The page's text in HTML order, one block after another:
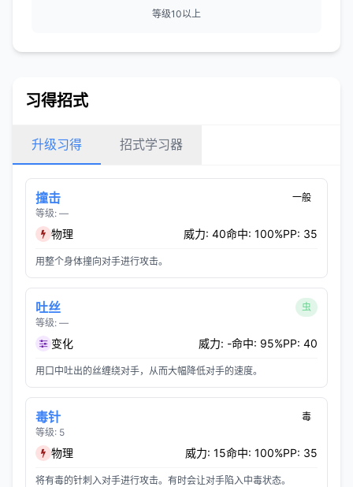
等级10以上
习得招式
升级习得 招式学习器
撞击
等级: —
一般
物理 威力: 40命中: 100%PP: 35
用整个身体撞向对手进行攻击。
吐丝
等级: —
虫
变化 威力: -命中: 95%PP: 40
用口中吐出的丝缠绕对手，从而大幅降低对手的速度。
毒针
等级: 5
毒
物理 威力: 15命中: 100%PP: 35
将有毒的针刺入对手进行攻击。有时会让对手陷入中毒状态。